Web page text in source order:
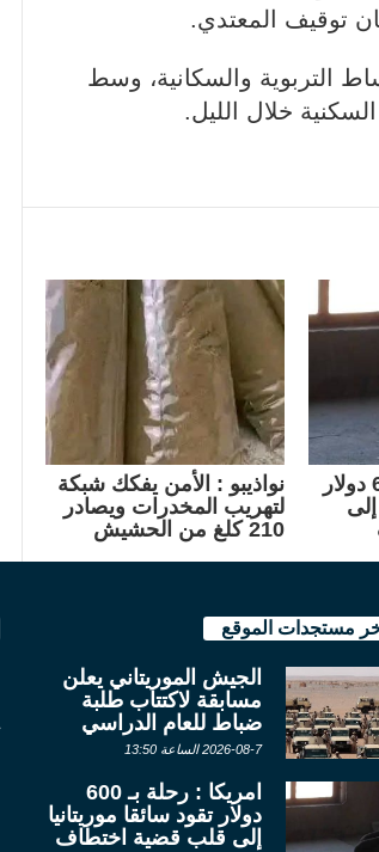
توقيف المعتدي.
التربوية والسكانية، وسط
خلال الليل.
امريكا : رحلة بـ 600 دولار
إلى
نواذيبو : الأمن يفكك شبكة
لتهريب المخدرات ويصادر
210 كلغ من الحشيش
مستجدات الموقع
الجيش الموريتاني يعلن
مسابقة لاكتتاب طلبة
ضباط للعام الدراسي
2026-08-7 الساعة 13:50
امريكا : رحلة بـ 600
دولار تقود سائقا موريتانيا
إلى قلب قضية اختطاف